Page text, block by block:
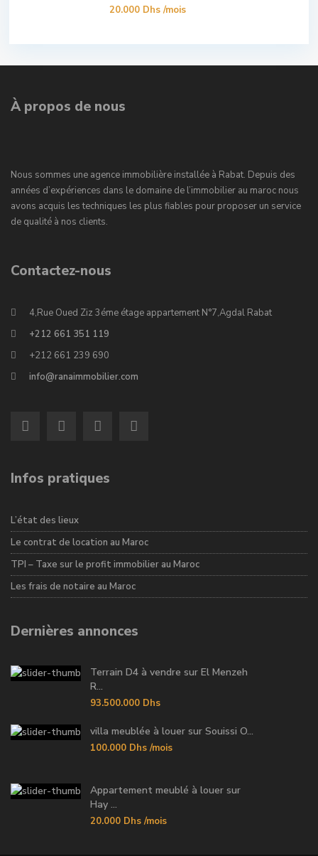
20.000 Dhs/mois
À propos de nous
Nous sommes une agence immobilière installée à Rabat. Depuis des
années d’expériences dans le domaine de l’immobilier au maroc nous
avons acquis les techniques les plus fiables pour proposer un service
de qualité à nos clients.
Contactez-nous
4,Rue Oued Ziz 3éme étage appartement N°7,Agdal Rabat
+212 661 351 119
+212 661 239 690
info@ranaimmobilier.com
Infos pratiques
L’état des lieux
Le contrat de location au Maroc
TPI – Taxe sur le profit immobilier au Maroc
Les frais de notaire au Maroc
Dernières annonces
Terrain D4 à vendre sur El Menzeh
R...
93.500.000 Dhs
villa meublée à louer sur Souissi O...
100.000 Dhs /mois
Appartement meublé à louer sur
Hay ...
20.000 Dhs /mois